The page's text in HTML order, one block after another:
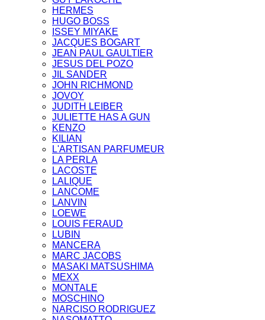
HERMES
HUGO BOSS
ISSEY MIYAKE
JACQUES BOGART
JEAN PAUL GAULTIER
JESUS DEL POZO
JIL SANDER
JOHN RICHMOND
JOVOY
JUDITH LEIBER
JULIETTE HAS A GUN
KENZO
KILIAN
L'ARTISAN PARFUMEUR
LA PERLA
LACOSTE
LALIQUE
LANCOME
LANVIN
LOEWE
LOUIS FERAUD
LUBIN
MANCERA
MARC JACOBS
MASAKI MATSUSHIMA
MEXX
MONTALE
MOSCHINO
NARCISO RODRIGUEZ